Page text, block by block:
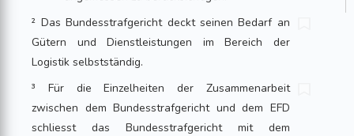
² Das Bundesstrafgericht deckt seinen Bedarf an
Gütern und Dienstleistungen im Bereich der
Logistik selbstständig.
³ Für die Einzelheiten der Zusammenarbeit
zwischen dem Bundesstrafgericht und dem EFD
schliesst das Bundesstrafgericht mit dem